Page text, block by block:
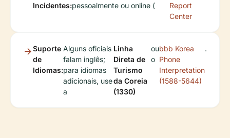
Incidentes:pessoalmente ou online (
Report
Center
Suporte
de
Idiomas:
Alguns oficiais
falam inglês;
para idiomas
adicionais, use
a
Linha
Direta de
Turismo
da Coreia
(1330)
ou
o
bbb Korea
Phone
Interpretation
(1588-5644)
.